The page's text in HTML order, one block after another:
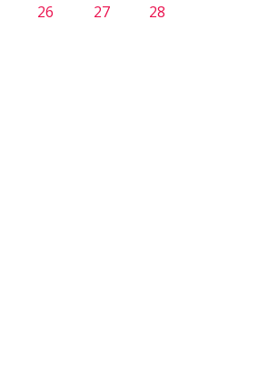
26 27 28